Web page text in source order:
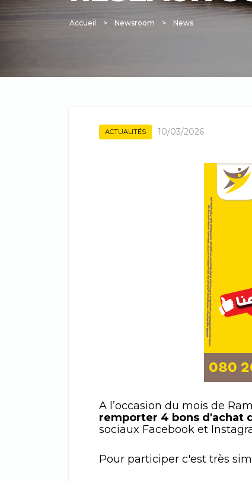
Fil
Accueil Newsroom News
ACTUALITÉS 10/03/2026
A l’occasion du mois de
remporter 4 bons d'achat
sociaux Facebook et
Pour participer c'est très